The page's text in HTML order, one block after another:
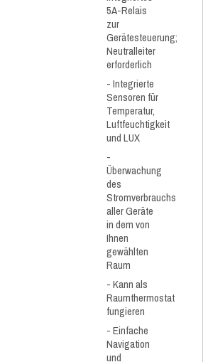
5A-Relais
zur
Gerätesteuerung;
Neutralleiter
erforderlich
- Integrierte
Sensoren für
Temperatur,
Luftfeuchtigkeit
und LUX
-
Überwachung
des
Stromverbrauchs
aller Geräte
in dem von
Ihnen
gewählten
Raum
- Kann als
Raumthermostat
fungieren
- Einfache
Navigation
und